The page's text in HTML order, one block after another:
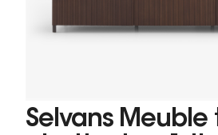
Selvans Meuble